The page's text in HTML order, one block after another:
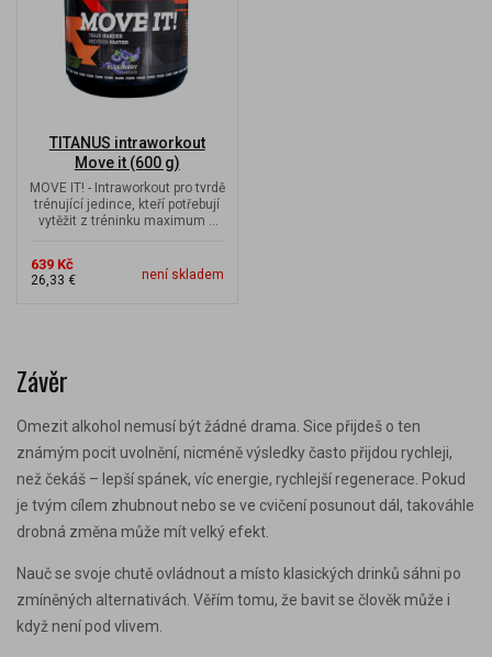
TITANUS intraworkout
Move it (600 g)
MOVE IT! - Intraworkout pro tvrdě
trénující jedince, kteří potřebují
vytěžit z tréninku maximum a
639 Kč
26,33 € není skladem
Závěr
Omezit alkohol nemusí být žádné drama. Sice přijdeš o ten
známým pocit uvolnění, nicméně výsledky často přijdou rychleji,
než čekáš – lepší spánek, víc energie, rychlejší regenerace. Pokud
je tvým cílem zhubnout nebo se ve cvičení posunout dál, takováhle
drobná změna může mít velký efekt.
Nauč se svoje chutě ovládnout a místo klasických drinků sáhni po
zmíněných alternativách. Věřím tomu, že bavit se člověk může i
když není pod vlivem.